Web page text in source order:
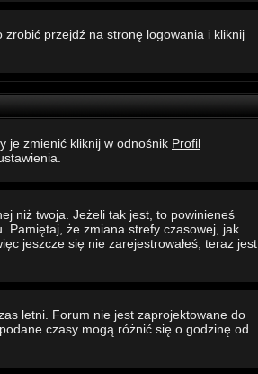
zrobić przejdź na stronę logowania i kliknij
je zmienić kliknij w odnośnik Profil
niż twoja. Jeżeli tak jest, to powinieneś
Pamiętaj, że zmiana strefy czasowej, jak
jeszcze się nie zarejestrowałeś, teraz jest
letni. Forum nie jest zaprojektowane do
czasy mogą różnić się o godzinę od